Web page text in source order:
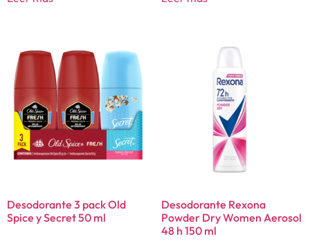
Desodorante 3 pack Old
Spice y Secret 50 ml
Desodorante Rexona
Powder Dry Women Aerosol
48 h 150 ml